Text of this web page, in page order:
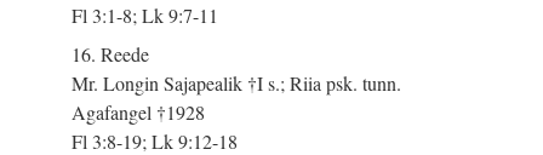
Fl 3:1-8; Lk 9:7-11
16. Reede
Mr. Longin Sajapealik †I s.; Riia psk. tunn.
Agafangel †1928
Fl 3:8-19; Lk 9:12-18